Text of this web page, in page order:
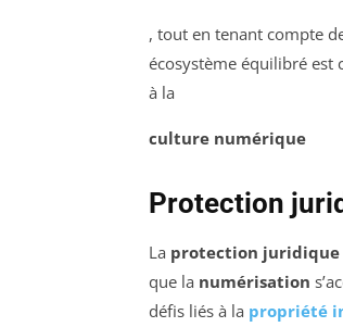
, tout en tenant compte
écosystème équilibré est
à la
culture numérique
Protection
La protection juridique
que la numérisation
défis liés à la propriété